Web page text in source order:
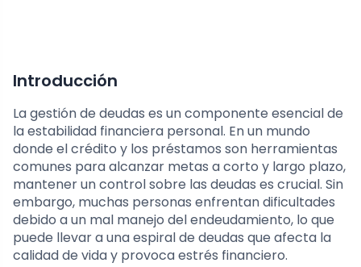
Introducción
La gestión de deudas es un componente esencial de
la estabilidad financiera personal. En un mundo
donde el crédito y los préstamos son herramientas
comunes para alcanzar metas a corto y largo plazo,
mantener un control sobre las deudas es crucial. Sin
embargo, muchas personas enfrentan dificultades
debido a un mal manejo del endeudamiento, lo que
puede llevar a una espiral de deudas que afecta la
calidad de vida y provoca estrés financiero.